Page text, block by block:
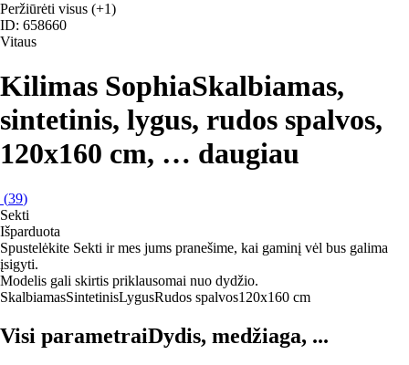
Peržiūrėti visus (+1)
ID: 658660
Vitaus
Kilimas SophiaSkalbiamas,
sintetinis, lygus, rudos spalvos,
120x160 cm, … daugiau
(39)
Sekti
Išparduota
Spustelėkite Sekti ir mes jums pranešime, kai gaminį vėl bus galima
įsigyti.
Modelis gali skirtis priklausomai nuo dydžio.
SkalbiamasSintetinisLygusRudos spalvos120x160 cm
Visi parametraiDydis, medžiaga, ...